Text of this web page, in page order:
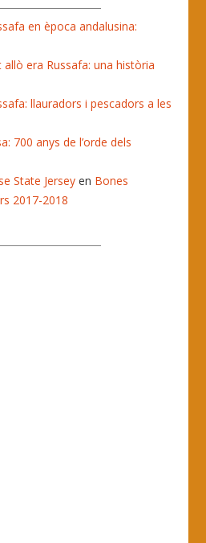
en època andalusina:
allò era Russafa: una història
llauradors i pescadors a les
700 anys de l’orde dels
State Jersey en Bones
2017-2018